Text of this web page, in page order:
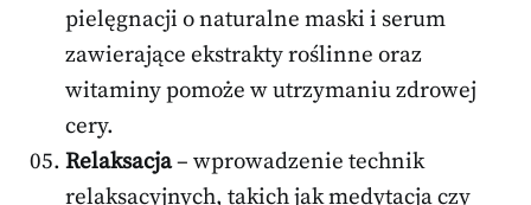
pielęgnacji o naturalne maski i serum
zawierające ekstrakty roślinne oraz
witaminy pomoże w utrzymaniu zdrowej
cery.
Relaksacja– wprowadzenie technik
relaksacyjnych, takich jak medytacja czy